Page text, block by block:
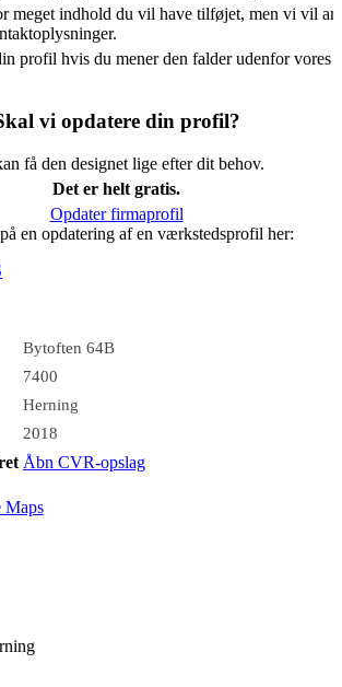
meget indhold du vil have tilføjet, men vi vil
profil hvis du mener den falder udenfor vores
vi opdatere din profil?
få den designet lige efter dit behov.
Det er helt gratis.
Opdater firmaprofil
en opdatering af en værkstedsprofil her:
Bytoften 64B
7400
Herning
2018
Åbn CVR-opslag
Maps